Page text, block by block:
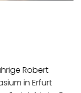
Robert
in Erfurt